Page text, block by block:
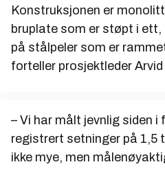
Konstruksjonen er
bruplate som er støpt i
på stålpeler som er
forteller prosjektleder
– Vi har målt jevnlig siden i
registrert setninger på 1,5
ikke mye, men